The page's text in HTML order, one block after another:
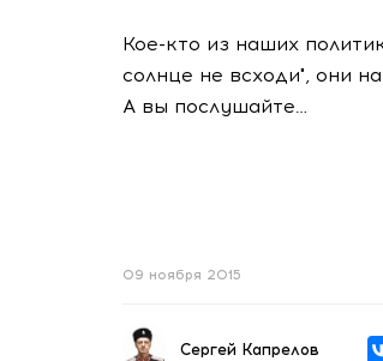
Кое-кто из наших
солнце не всходи", они
А вы послушайте…
09 ноября 2015
Сергей Капрелов